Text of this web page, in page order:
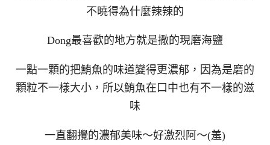
不曉得為什麼辣辣的
Dong最喜歡的地方就是撒的現磨海鹽
一點一顆的把鮪魚的味道變得更濃郁，因為是磨的
顆粒不一樣大小，所以鮪魚在口中也有不一樣的滋
味
一直翻攪的濃郁美味～好激烈阿～(羞)